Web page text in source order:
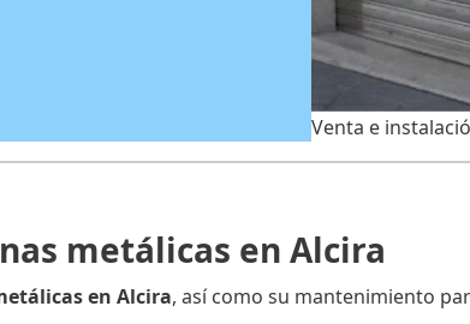
Venta e
metálicas en Alcira
en Alcira, así como su mantenimiento